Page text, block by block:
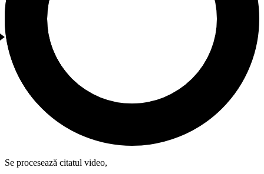
Se procesează citatul video,